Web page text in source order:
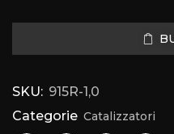
SKU: 915R-1,0
Categorie Catalizzatori